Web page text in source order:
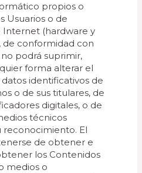
propios o
Usuarios o de
Internet (hardware y
de conformidad con
podrá suprimir,
forma alterar el
identificativos de
o de sus titulares, de
digitales, o de
técnicos
reconocimiento. El
de obtener e
los Contenidos
medios o